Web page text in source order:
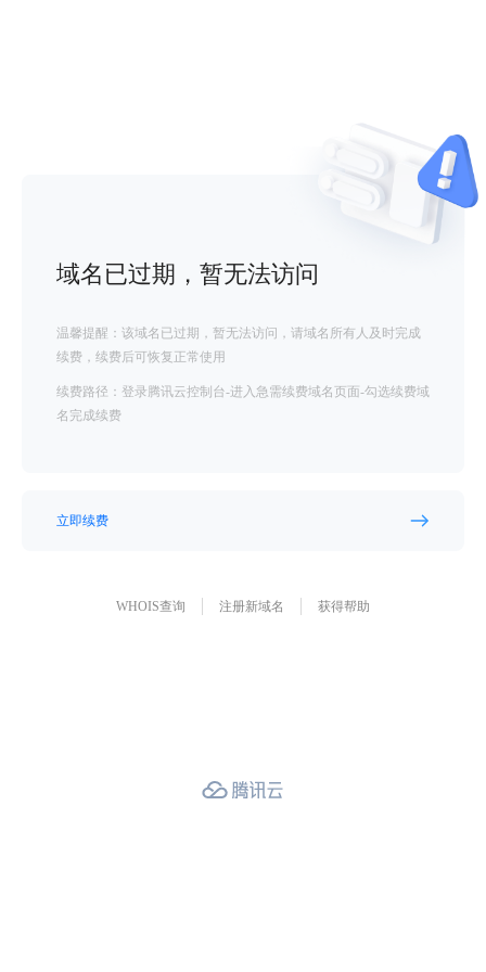
域名已过期，暂无法访问
温馨提醒：该域名已过期，暂无法访问，请域名所有人及时完成
续费，续费后可恢复正常使用
续费路径：登录腾讯云控制台-进入急需续费域名页面-勾选续费域
名完成续费
立即续费
WHOIS查询 注册新域名 获得帮助